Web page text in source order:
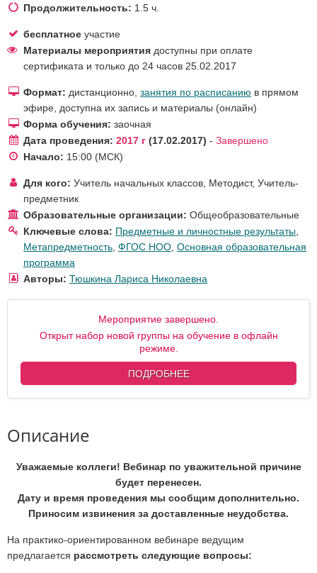
Продолжительность: 1.5 ч.
бесплатное участие
Материалы мероприятия доступны при оплате
сертификата и только до 24 часов 25.02.2017
Формат: дистанционно, занятия по расписанию в прямом
эфире, доступна их запись и материалы (онлайн)
Форма обучения: заочная
Дата проведения: 2017 г 17.02.2017 - Завершено
Начало: 15:00 (МСК)
Для кого: Учитель начальных классов, Методист, Учитель-
предметник
Образовательные организации: Общеобразовательные
Ключевые слова: Предметные и личностные результаты,
Метапредметность, ФГОС НОО, Основная образовательная
программа
Авторы: Тюшкина Лариса Николаевна
Мероприятие завершено.
Открыт набор новой группы на обучение в офлайн
режиме.
ПОДРОБНЕЕ
Описание
Уважаемые коллеги! Вебинар по уважительной причине
будет перенесен.
Дату и время проведения мы сообщим дополнительно.
Приносим извинения за доставленные неудобства.
На практико-ориентированном вебинаре ведущим
предлагается рассмотреть следующие вопросы: